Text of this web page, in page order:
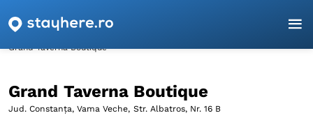
Pagina principală
Grand Taverna Boutique
Grand Taverna Boutique
Jud. Constanța, Vama Veche, Str. Albatros, Nr. 16 B